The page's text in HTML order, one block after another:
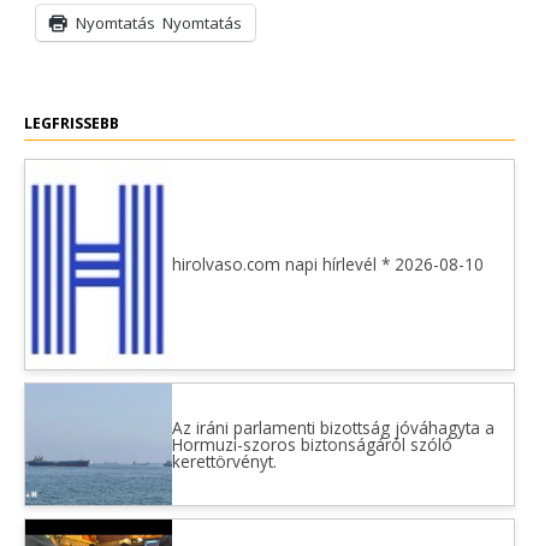
Nyomtatás Nyomtatás
LEGFRISSEBB
hirolvaso.com napi hírlevél * 2026-08-10
Az iráni parlamenti bizottság jóváhagyta a
Hormuzi-szoros biztonságáról szóló
kerettörvényt.